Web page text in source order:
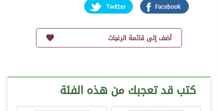
أضف إلى قائمة الرغبات
كتب قد تعجبك من هذه الفئة